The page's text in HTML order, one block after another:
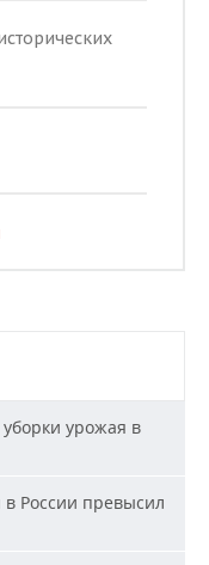
урожая в
России превысил